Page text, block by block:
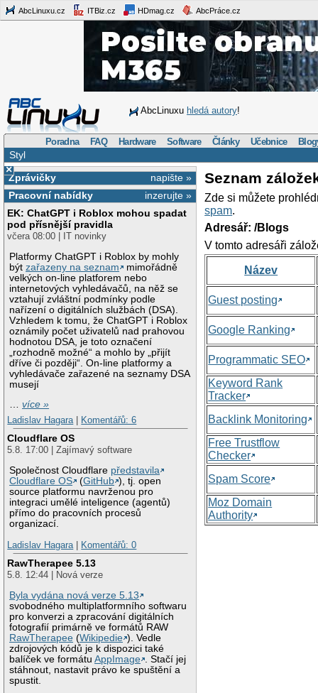
AbcLinuxu.cz ITBiz.cz HDmag.cz AbcPráce.cz
AbcLinuxu hledá autory!
Poradna FAQ Hardware Software Články Učebnice
Styl
×
napište »
Zprávičky
inzerujte »
Pracovní nabídky
EK: ChatGPT i Roblox mohou spadat
pod přísnější pravidla
včera 08:00 | IT novinky
Platformy ChatGPT i Roblox by mohly
býtzařazeny na seznam
mimořádně
velkých on-line platforem nebo
internetových vyhledávačů, na něž se
vztahují zvláštní podmínky podle
nařízení o digitálních službách (DSA).
Vzhledem k tomu, že ChatGPT i Roblox
oznámily počet uživatelů nad prahovou
hodnotou DSA, je toto označení
„rozhodně možné“ a mohlo by „přijít
dříve či později“. On-line platformy a
vyhledávače zařazené na seznamy DSA
musejí
…více »
Ladislav Hagara
Komentářů: 6
Cloudflare OS
5.8. 17:00 | Zajímavý software
Společnost Cloudflare představila
Cloudflare OS
(GitHub ), tj. open
source platformu navrženou pro
integraci umělé inteligence (agentů)
přímo do pracovních procesů
organizací.
Ladislav Hagara
Komentářů: 0
RawTherapee 5.13
5.8. 12:44 | Nová verze
Byla vydána nová verze 5.13
svobodného multiplatformního softwaru
pro konverzi a zpracování digitálních
fotografií primárně ve formátů RAW
RawTherapee (Wikipedie ). Vedle
zdrojových kódů je k dispozici také
balíček ve formátuAppImage . Stačí jej
stáhnout, nastavit právo ke spuštění a
spustit.
Seznam
Zde si můžete
spam.
Adresář: /Blogs
V tomto adresáři
Název
Guest posting
Google Ranking
Programmatic SEO
Keyword Rank
Tracker
Backlink Monitoring
Free Trustflow
Checker
Spam Score
Moz Domain
Authority